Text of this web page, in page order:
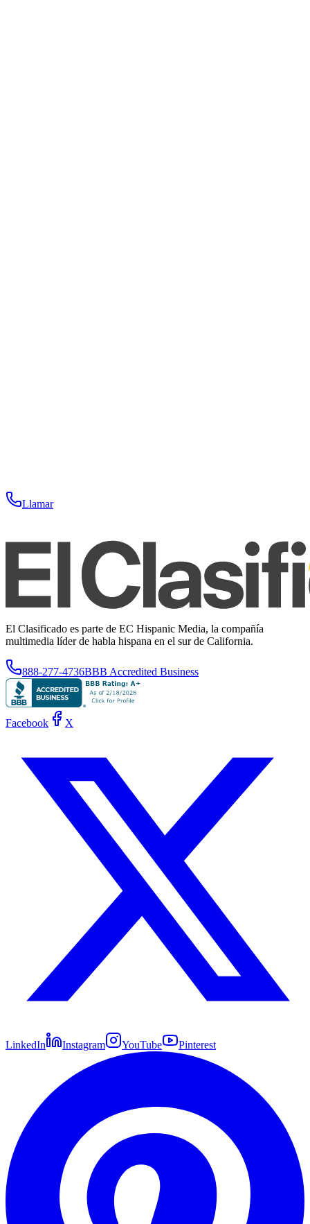
Llamar
El Clasificado es parte de EC Hispanic Media, la compañía
multimedia líder de habla hispana en el sur de California.
888-277-4736BBB Accredited Business
Facebook X
LinkedIn Instagram YouTube Pinterest